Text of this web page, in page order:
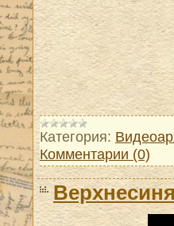
Категория:
Комментарии (0)